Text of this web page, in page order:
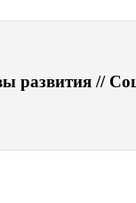
развития //